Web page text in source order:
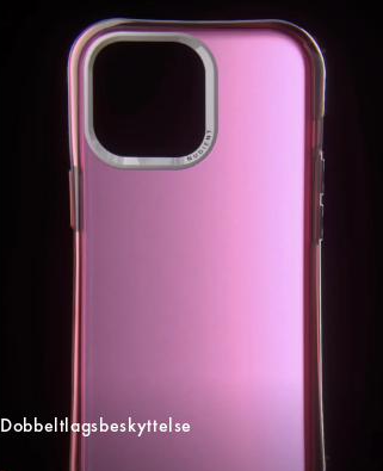
Dobbeltlagsbeskyttelse